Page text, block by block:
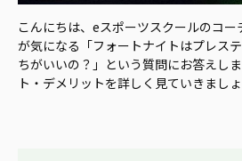
こんにちは、eスポーツスクールのコ
が気になる「フォートナイトはプレス
ちがいいの？」という質問にお答えし
ト・デメリットを詳しく見ていきましょ